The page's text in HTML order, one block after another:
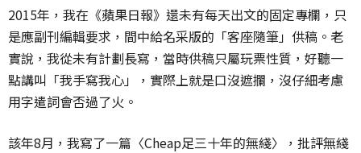
2015年，我在《蘋果日報》還未有每天出文的固定專欄，只
是應副刊編輯要求，間中給名采版的「客座隨筆」供稿。老
實說，我從未有計劃長寫，當時供稿只屬玩票性質，好聽一
點講叫「我手寫我心」，實際上就是口沒遮攔，沒仔細考慮
用字遣詞會否過了火。
該年8月，我寫了一篇〈Cheap足三十年的無綫〉，批評無綫